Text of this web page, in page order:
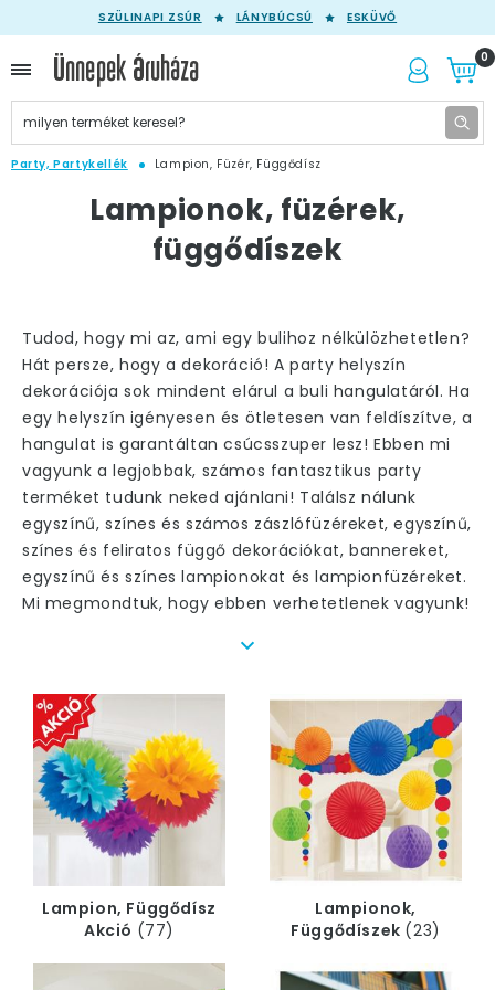
SZÜLINAPI ZSÚR LÁNYBÚCSÚ ESKÜVŐ
0
Party, Partykellék Lampion, Füzér, Függődísz
Lampionok, füzérek,
függődíszek
Tudod, hogy mi az, ami egy bulihoz nélkülözhetetlen?
Hát persze, hogy a dekoráció! A party helyszín
dekorációja sok mindent elárul a buli hangulatáról. Ha
egy helyszín igényesen és ötletesen van feldíszítve, a
hangulat is garantáltan csúcsszuper lesz! Ebben mi
vagyunk a legjobbak, számos fantasztikus party
terméket tudunk neked ajánlani! Találsz nálunk
egyszínű, színes és számos zászlófüzéreket, egyszínű,
színes és feliratos függő dekorációkat, bannereket,
egyszínű és színes lampionokat és lampionfüzéreket.
Mi megmondtuk, hogy ebben verhetetlenek vagyunk!
És valóban. A leginkább használatos hely a lampion
füzér számára
a kert, a terasz, az erkély, és
minden olyan hely, ahol levegő, növényekés jó
hangulaturalkodik. Ja, hékás! És itt a jó hangulat
előszobája - amit mindenki nagyon élvez - az a
függődísz és a lampionok felszerelése! J
Mint azt sejthetitek, nálunk szinte minden alkalomra
dekorációkat,
amelyek nektek a legfontosabbak. Bár nem vagyunk
egy lampionok webshop, ettől függetlenül temérdek
függő dekoráció, zászló girland, sima, vagy
Lampion, Függődísz
Akció (77)
Lampionok,
Függődíszek (23)